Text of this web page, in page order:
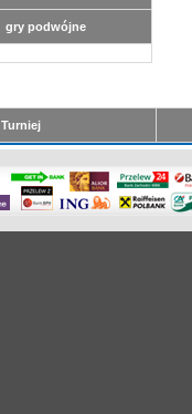
gry podwójne
Turniej